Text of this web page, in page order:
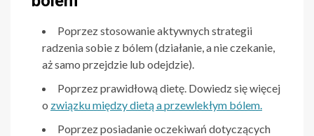
Poprzez stosowanie aktywnych strategii
radzenia sobie z bólem (działanie, a nie czekanie,
aż samo przejdzie lub odejdzie).
Poprzez prawidłową dietę. Dowiedz się więcej
o związku między dietą a przewlekłym bólem.
Poprzez posiadanie oczekiwań dotyczących